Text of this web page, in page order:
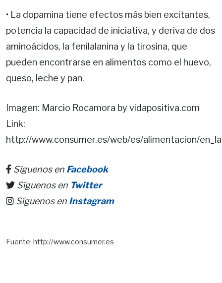
• La dopamina tiene efectos más bien excitantes,
potencia la capacidad de iniciativa, y deriva de dos
aminoácidos, la fenilalanina y la tirosina, que
pueden encontrarse en alimentos como el huevo,
queso, leche y pan.
Imagen: Marcio Rocamora by vidapositiva.com
Link:
http://www.consumer.es/web/es/alimentacion/
Síguenos en Facebook
Síguenos en Twitter
Síguenos en Instagram
Fuente: http://www.consumer.es